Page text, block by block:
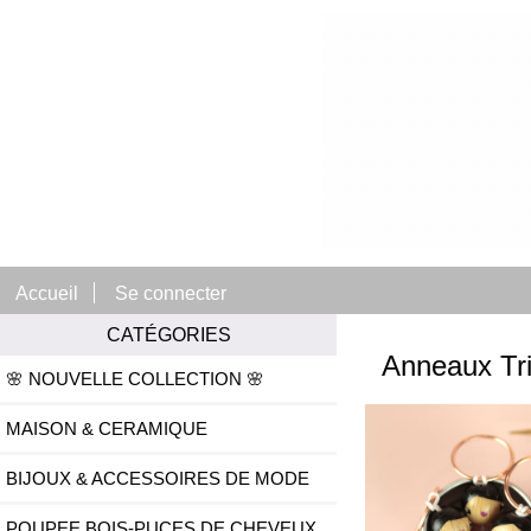
Accueil
Se connecter
CATÉGORIES
🌸 NOUVELLE COLLECTION 🌸
MAISON & CERAMIQUE
BIJOUX & ACCESSOIRES DE MODE
Anneaux